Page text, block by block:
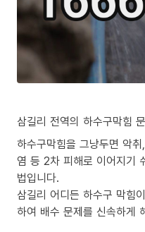
삼길리 전역의 하수구막힘
하수구막힘을 그냥두면 악
염 등 2차 피해로 이어지기
법입니다.
삼길리 어디든 하수구 막힘
하여 배수 문제를 신속하게